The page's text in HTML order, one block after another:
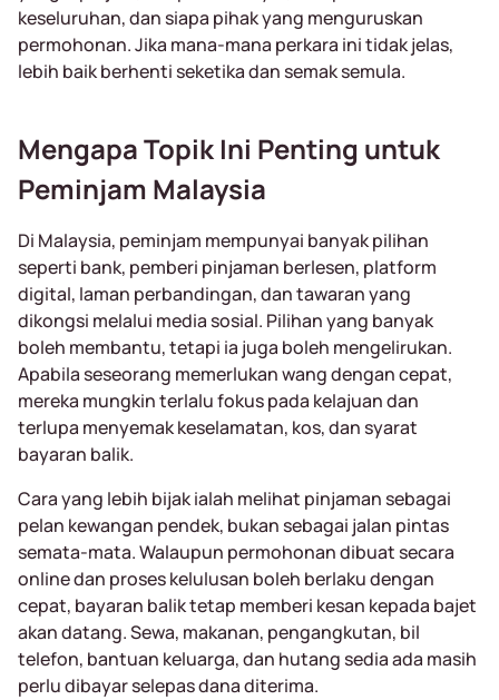
keseluruhan, dan siapa pihak yang menguruskan
permohonan. Jika mana-mana perkara ini tidak jelas,
lebih baik berhenti seketika dan semak semula.
Mengapa Topik Ini Penting untuk
Peminjam Malaysia
Di Malaysia, peminjam mempunyai banyak pilihan
seperti bank, pemberi pinjaman berlesen, platform
digital, laman perbandingan, dan tawaran yang
dikongsi melalui media sosial. Pilihan yang banyak
boleh membantu, tetapi ia juga boleh mengelirukan.
Apabila seseorang memerlukan wang dengan cepat,
mereka mungkin terlalu fokus pada kelajuan dan
terlupa menyemak keselamatan, kos, dan syarat
bayaran balik.
Cara yang lebih bijak ialah melihat pinjaman sebagai
pelan kewangan pendek, bukan sebagai jalan pintas
semata-mata. Walaupun permohonan dibuat secara
online dan proses kelulusan boleh berlaku dengan
cepat, bayaran balik tetap memberi kesan kepada bajet
akan datang. Sewa, makanan, pengangkutan, bil
telefon, bantuan keluarga, dan hutang sedia ada masih
perlu dibayar selepas dana diterima.